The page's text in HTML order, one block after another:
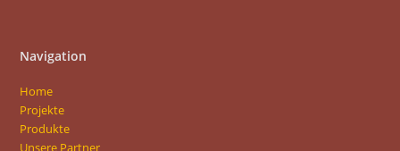
Navigation
Home
Projekte
Produkte
Unsere Partner